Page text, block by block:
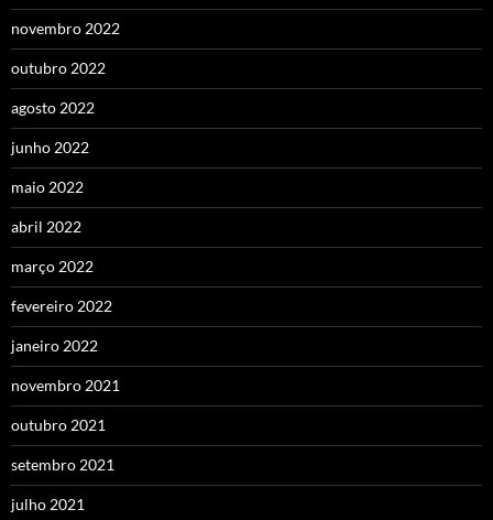
novembro 2022
outubro 2022
agosto 2022
junho 2022
maio 2022
abril 2022
março 2022
fevereiro 2022
janeiro 2022
novembro 2021
outubro 2021
setembro 2021
julho 2021